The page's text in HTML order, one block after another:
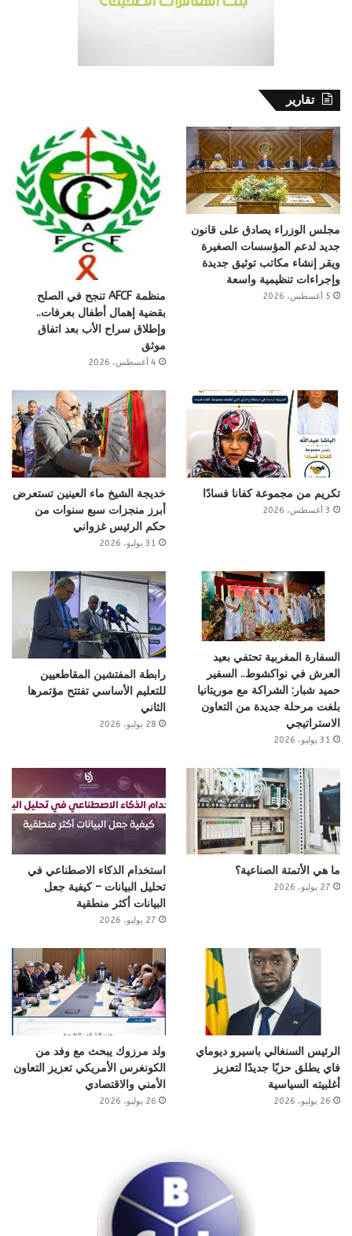
تقارير
مجلس الوزراء يصادق على قانون
جديد لدعم المؤسسات الصغيرة
ويقر إنشاء مكاتب توثيق جديدة
وإجراءات تنظيمية واسعة
5 أغسطس، 2026
منظمة AFCF تنجح في الصلح
بقضية إهمال أطفال بعرفات..
وإطلاق سراح الأب بعد اتفاق
موثق
4 أغسطس، 2026
تكريم من مجموعة كفانا فسادًا
3 أغسطس، 2026
خديجة الشيخ ماء العينين تستعرض
أبرز منجزات سبع سنوات من
حكم الرئيس غزواني
31 يوليو، 2026
السفارة المغربية تحتفي بعيد
العرش في نواكشوط.. السفير
حميد شبار: الشراكة مع موريتانيا
بلغت مرحلة جديدة من التعاون
الاستراتيجي
31 يوليو، 2026
رابطة المفتشين المقاطعيين
للتعليم الأساسي تفتتح مؤتمرها
الثاني
28 يوليو، 2026
ما هي الأتمتة الصناعية؟
27 يوليو، 2026
استخدام الذكاء الاصطناعي في
تحليل البيانات – كيفية جعل
البيانات أكثر منطقية
27 يوليو، 2026
الرئيس السنغالي باسيرو ديوماي
فاي يطلق حزبًا جديدًا لتعزيز
أغلبيته السياسية
26 يوليو، 2026
ولد مرزوك يبحث مع وفد من
الكونغرس الأمريكي تعزيز التعاون
الأمني والاقتصادي
26 يوليو، 2026